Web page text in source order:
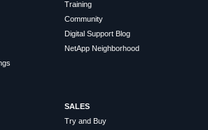
Training
Community
Digital Support Blog
NetApp Neighborhood
SALES
Try and Buy